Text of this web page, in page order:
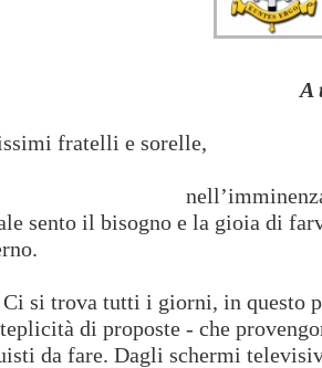
A
fratelli e sorelle,
della
sento il bisogno e la gioia di
trova tutti i giorni, in questo
di proposte - che
da fare. Dagli schermi